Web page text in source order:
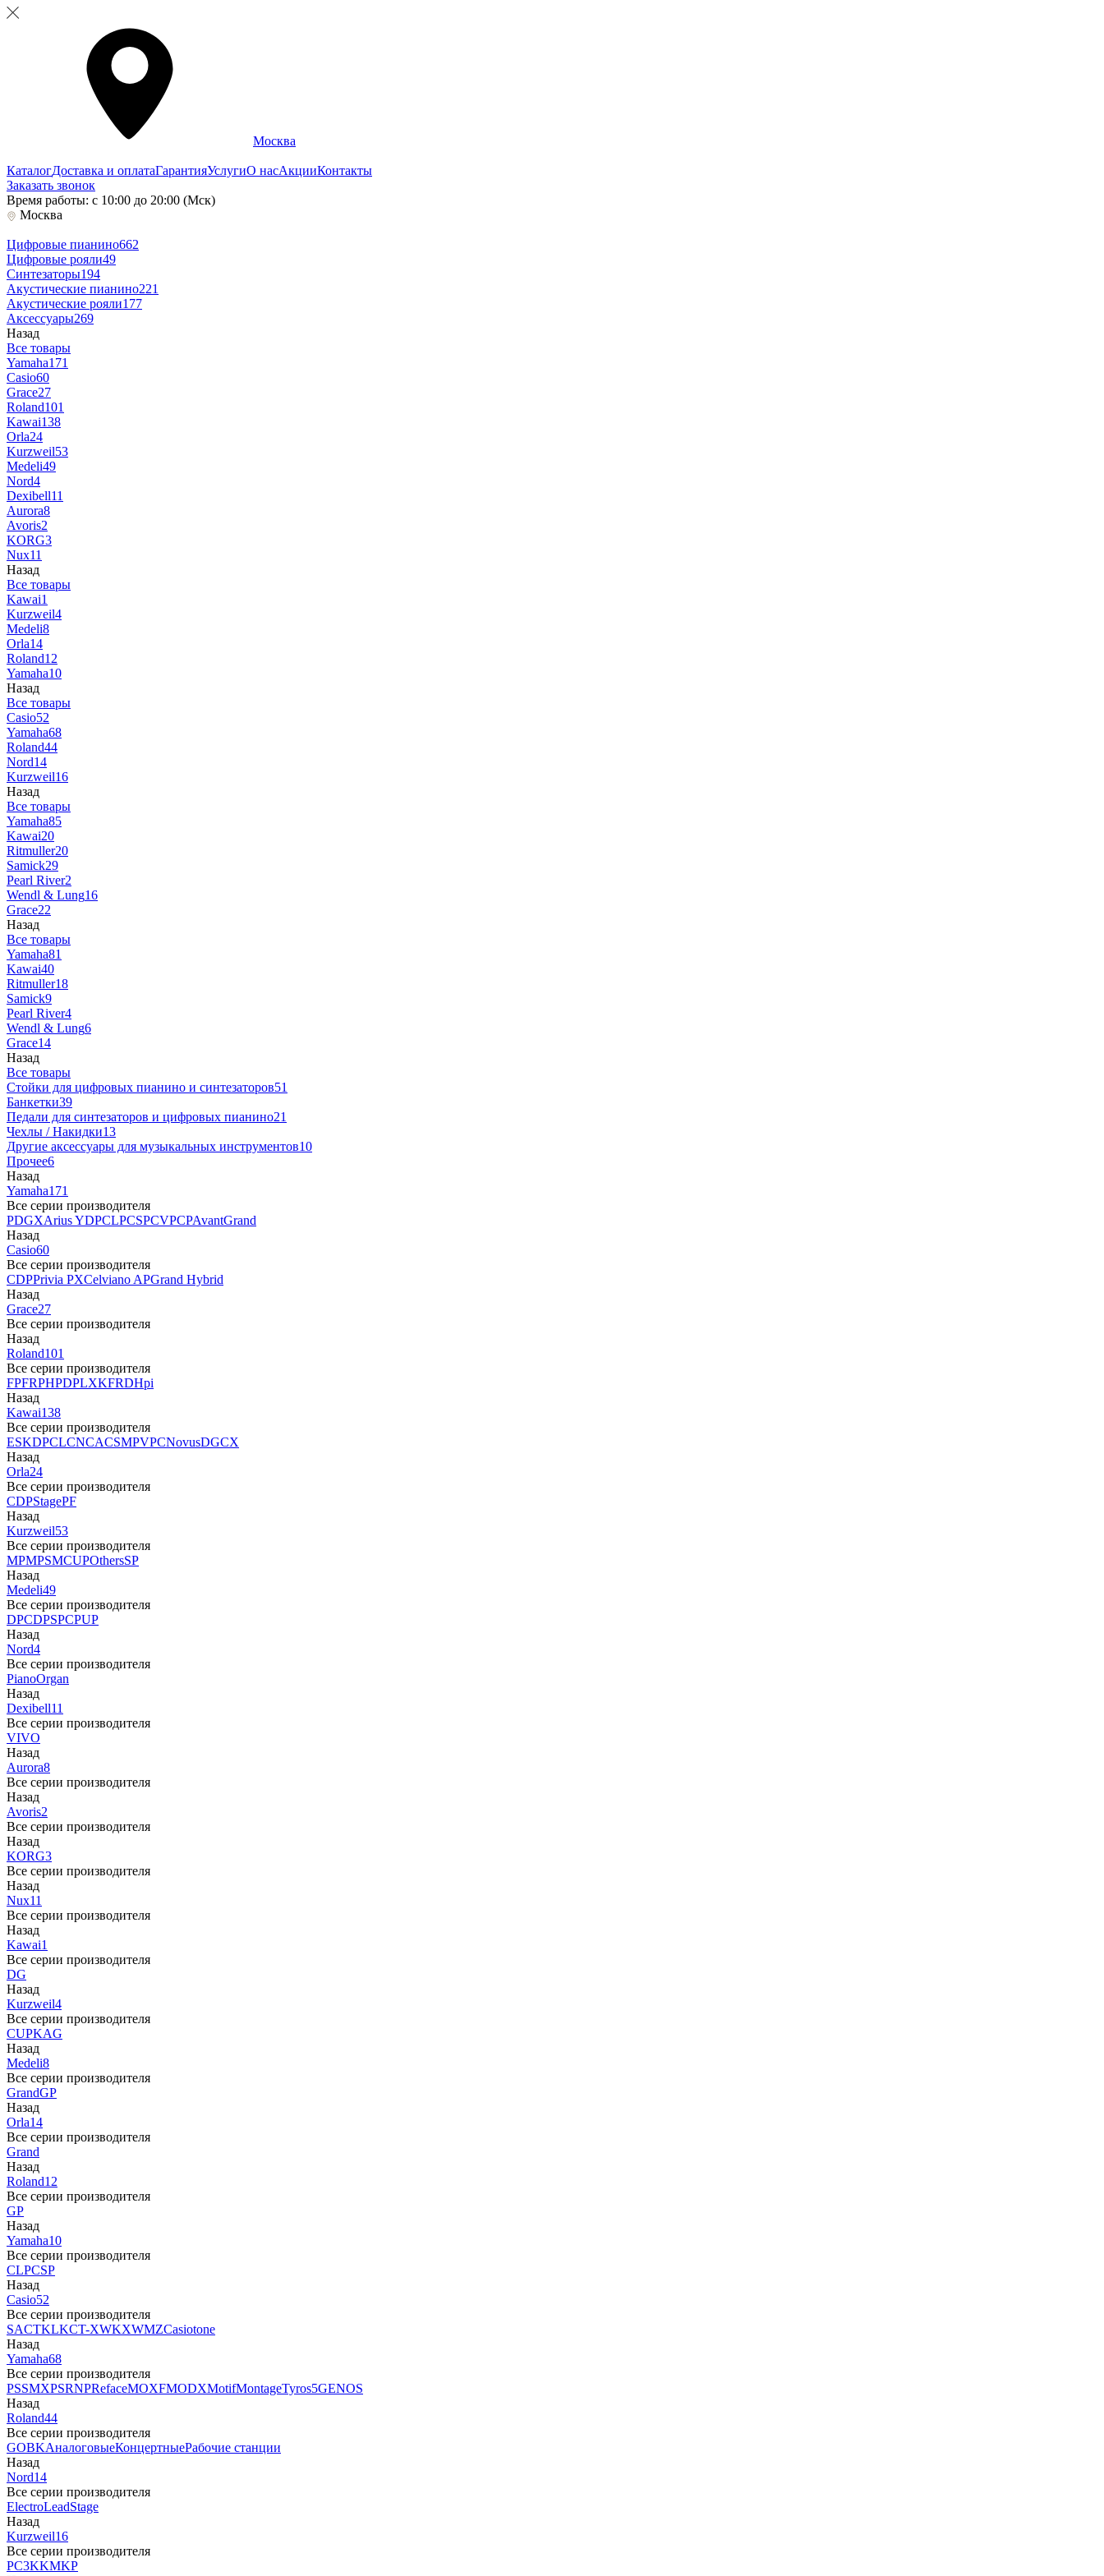
Москва
КаталогДоставка и оплатаГарантияУслугиО насАкцииКонтакты
Заказать звонок
Время работы: с 10:00 до 20:00 (Мск)
Москва
Цифровые пианино662
Цифровые рояли49
Синтезаторы194
Акустические пианино221
Акустические рояли177
Аксессуары269
Назад
Все товары
Yamaha171
Casio60
Grace27
Roland101
Kawai138
Orla24
Kurzweil53
Medeli49
Nord4
Dexibell11
Aurora8
Avoris2
KORG3
Nux11
Назад
Все товары
Kawai1
Kurzweil4
Medeli8
Orla14
Roland12
Yamaha10
Назад
Все товары
Casio52
Yamaha68
Roland44
Nord14
Kurzweil16
Назад
Все товары
Yamaha85
Kawai20
Ritmuller20
Samick29
Pearl River2
Wendl & Lung16
Grace22
Назад
Все товары
Yamaha81
Kawai40
Ritmuller18
Samick9
Pearl River4
Wendl & Lung6
Grace14
Назад
Все товары
Стойки для цифровых пианино и синтезаторов51
Банкетки39
Педали для синтезаторов и цифровых пианино21
Чехлы / Накидки13
Другие аксессуары для музыкальных инструментов10
Прочее6
Назад
Yamaha171
Все серии производителя
PDGXArius YDPCLPCSPCVPCPAvantGrand
Назад
Casio60
Все серии производителя
CDPPrivia PXCelviano APGrand Hybrid
Назад
Grace27
Все серии производителя
Назад
Roland101
Все серии производителя
FPFRPHPDPLXKFRDHpi
Назад
Kawai138
Все серии производителя
ESKDPCLCNCACSMPVPCNovusDGCX
Назад
Orla24
Все серии производителя
CDPStagePF
Назад
Kurzweil53
Все серии производителя
MPMPSMCUPOthersSP
Назад
Medeli49
Все серии производителя
DPCDPSPCPUP
Назад
Nord4
Все серии производителя
PianoOrgan
Назад
Dexibell11
Все серии производителя
VIVO
Назад
Aurora8
Все серии производителя
Назад
Avoris2
Все серии производителя
Назад
KORG3
Все серии производителя
Назад
Nux11
Все серии производителя
Назад
Kawai1
Все серии производителя
DG
Назад
Kurzweil4
Все серии производителя
CUPKAG
Назад
Medeli8
Все серии производителя
GrandGP
Назад
Orla14
Все серии производителя
Grand
Назад
Roland12
Все серии производителя
GP
Назад
Yamaha10
Все серии производителя
CLPCSP
Назад
Casio52
Все серии производителя
SACTKLKCT-XWKXWMZCasiotone
Назад
Yamaha68
Все серии производителя
PSSMXPSRNPRefaceMOXFMODXMotifMontageTyros5GENOS
Назад
Roland44
Все серии производителя
GOBKАналоговыеКонцертныеРабочие станции
Назад
Nord14
Все серии производителя
ElectroLeadStage
Назад
Kurzweil16
Все серии производителя
PC3KKMKP